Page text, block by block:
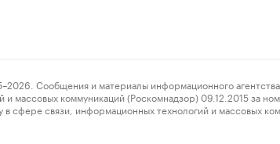
и материалы информационного агентства
массовых коммуникаций (Роскомнадзор) 09.12.2015 за
сфере связи, информационных технологий и массовых